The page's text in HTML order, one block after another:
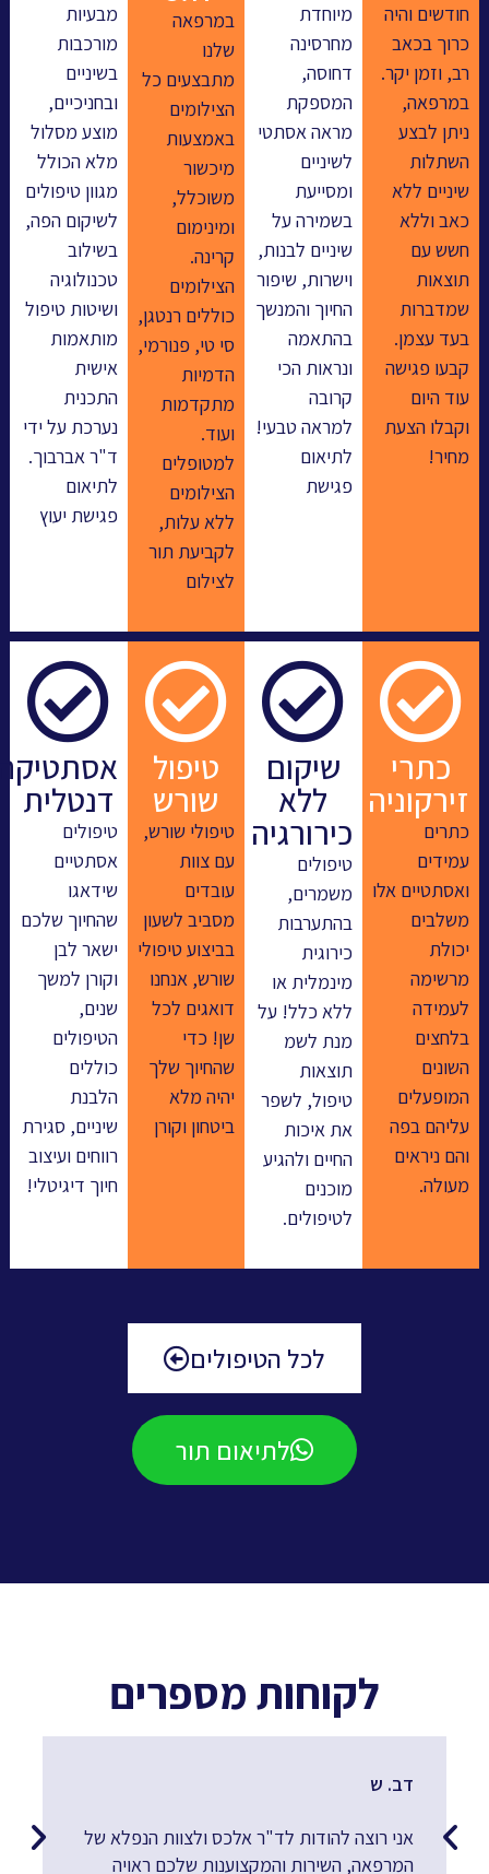
והיה
בכאב
וזמן יקר.
לבצע
ללא
וללא
עם
עצמן.
פגישה
היום
הצעת
מיוחדת
מחרסינה
דחוסה,
המספקת
מראה אסתטי
לשיניים
ומסייעת
בשמירה על
שיניים לבנות,
וישרות, שיפור
החיוך והמנשך
בהתאמה
ונראות הכי
קרובה
למראה טבעי!
לתיאום
פגישת
במרפאה
שלנו
מתבצעים כל
הצילומים
באמצעות
מיכשור
משוכלל,
ומינימום
קרינה.
הצילומים
כוללים רנטגן,
סי טי, פנורמי,
הדמיות
מתקדמות
ועוד.
למטופלים
הצילומים
ללא עלות,
לקביעת תור
לצילום
מבעיות
מורכבות
בשיניים
ובחניכיים,
מוצע מסלול
מלא הכולל
מגוון טיפולים
לשיקום הפה,
בשילוב
טכנולוגיה
ושיטות טיפול
מותאמות
אישית
התכנית
נערכת על ידי
ד"ר אברבוך.
לתיאום
פגישת יעוץ
כתרי
אלו
בפה
ניראים
שיקום
ללא
כירורגיה
טיפולים
משמרים,
בהתערבות
כירוגית
מינמלית או
ללא כלל! על
מנת לשמ
תוצאות
טיפול, לשפר
את איכות
החיים ולהגיע
מוכנים
לטיפולים.
טיפול
שורש
טיפולי שורש,
עם צוות
עובדים
מסביב לשעון
בביצוע טיפולי
שורש, אנחנו
דואגים לכל
שן! כדי
שהחיוך שלך
יהיה מלא
ביטחון וקורן
אסתטיקה
דנטלית
טיפולים
אסתטיים
שידאגו
שהחיוך שלכם
ישאר לבן
וקורן למשך
שנים,
הטיפולים
כוללים
הלבנת
שיניים, סגירת
רווחים ועיצוב
חיוך דיגיטלי!
לכל הטיפולים
לתיאום תור
לקוחות מספרים
דב. ש
אני רוצה להודות לד"ר אלכס ולצוות הנפלא של
המרפאה, השירות והמקצוענות שלכם ראויה